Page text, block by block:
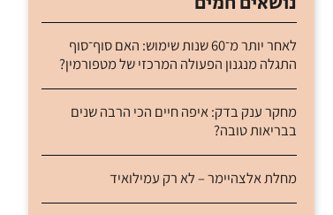
לאחר יותר מ־60 שנות שימוש: האם סוף־סוף
התגלה מנגנון הפעולה המרכזי של מטפורמין?
מחקר ענק בדק: איפה חיים הכי הרבה שנים
בבריאות טובה?
מחלת אלצהיימר – לא רק עמילואיד